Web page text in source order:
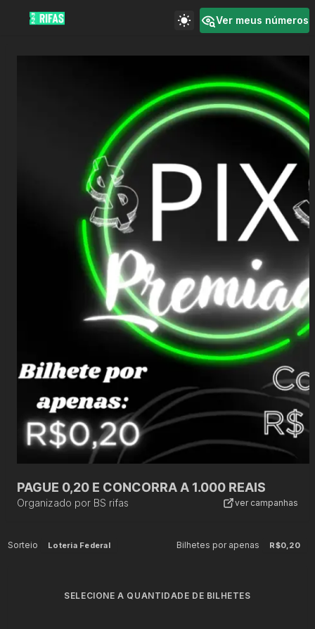
Ver meus números
PAGUE 0,20 E CONCORRA A 1.000 REAIS
Organizado por BS rifas ver campanhas
Sorteio Loteria Federal Bilhetes por apenas R$0,20
SELECIONE A QUANTIDADE DE BILHETES